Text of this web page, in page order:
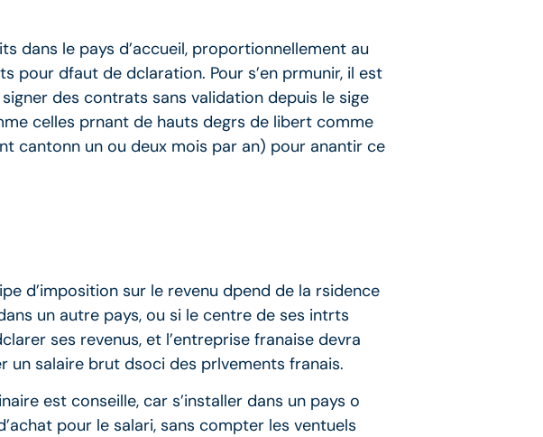
dans le pays d’accueil, proportionnellement au
pour dfaut de dclaration. Pour s’en prmunir, il est
des contrats sans validation depuis le sige
celles prnant de hauts degrs de libert comme
cantonn un ou deux mois par an) pour anantir ce
d’imposition sur le revenu dpend de la rsidence
un autre pays, ou si le centre de ses intrts
ses revenus, et l’entreprise franaise devra
salaire brut dsoci des prlvements franais.
est conseille, car s’installer dans un pays o
pour le salari, sans compter les ventuels